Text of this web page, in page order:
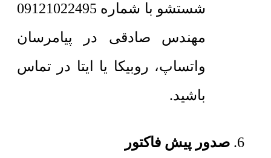
شستشو با شماره 09121022495
مهندس صادقی در پیامرسان
واتساپ، روبیکا یا ایتا در تماس
باشید.
صدور پیش فاکتور